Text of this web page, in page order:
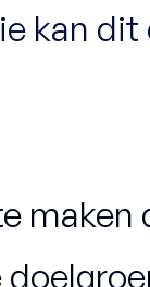
kan
maken